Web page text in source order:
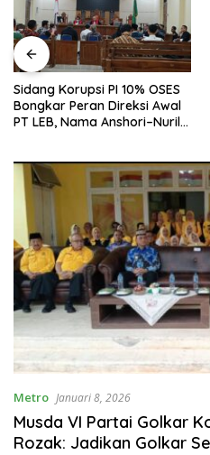
Sidang Korupsi PI 10% OSES
Bongkar Peran Direksi Awal
PT LEB, Nama Anshori–Nuril
Metro Januari 8, 2026
Musda VI Partai Golkar
Rozak: Jadikan Golkar